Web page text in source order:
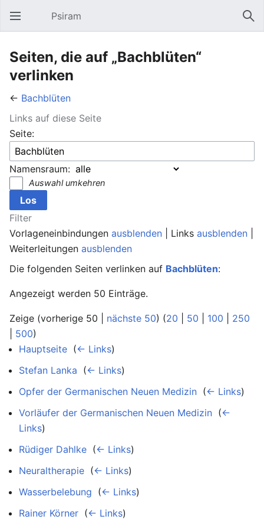
Hauptmenü öffnen Psiram
Seiten, die auf „Bachblüten“
verlinken
← Bachblüten
Links auf diese Seite
Seite:
Namensraum:
Auswahl umkehren
Filter
Vorlageneinbindungen ausblenden | Links ausblenden
Weiterleitungen ausblenden
Die folgenden Seiten verlinken auf Bachblüten:
Angezeigt werden 50 Einträge.
Zeige (vorherige 50 | nächste 50) (20 50 100
250
500)
Hauptseite (← Links)
Stefan Lanka (← Links)
Opfer der Germanischen Neuen Medizin (← Links)
Vorläufer der Germanischen Neuen Medizin (←
Links)
Rüdiger Dahlke (← Links)
Neuraltherapie (← Links)
Wasserbelebung (← Links)
Rainer Körner (← Links)